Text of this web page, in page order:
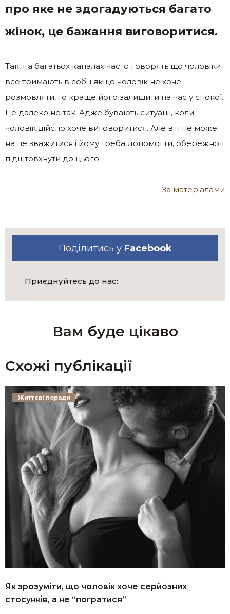
про яке не здогадуються багато
жінок, це бажання виговоритися.
Так, на багатьох каналах часто говорять що чоловіки
все тримають в собі і якщо чоловік не хоче
розмовляти, то краще його залишити на час у спокої.
Це далеко не так. Адже бувають ситуації, коли
чоловік дійсно хоче виговоритися. Але він не може
на це зважитися і йому треба допомогти, обережно
підштовхнути до цього.
За матеріалами
Поділитись у Facebook
Приєднуйтесь до нас:
Вам буде цікаво
Схожі публікації
Як зрозуміти, що чоловік хоче серйозних
стосунків, а не “погратися”
Життєві поради